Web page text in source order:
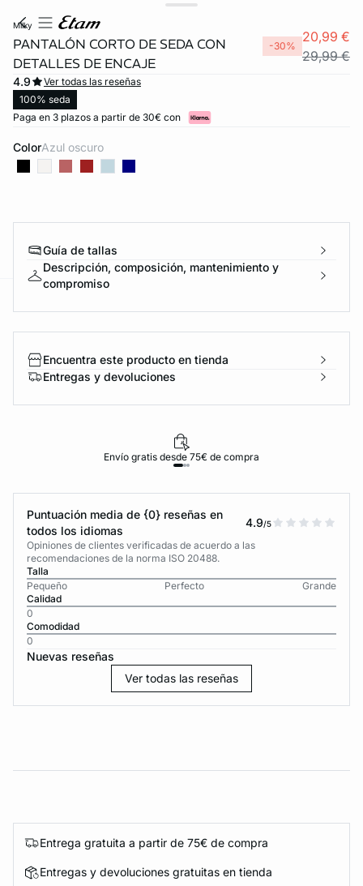
milky
PANTALÓN CORTO DE SEDA CON
DETALLES DE ENCAJE
-30%
20,99 €
29,99 €
4.9
Ver todas las reseñas
100% seda
Paga en 3 plazos a partir de 30€ con
Color azul oscuro
Guía de tallas
Descripción, composición, mantenimiento y
compromiso
Encuentra este producto en tienda
Entregas y devoluciones
Envío gratis desde 75€ de compra
Puntuación media de {0} reseñas en
todos los idiomas
4.9/5
Opiniones de clientes verificadas de acuerdo a las
recomendaciones de la norma ISO 20488.
Talla
Pequeño
Perfecto
Grande
Calidad
0
Comodidad
0
Nuevas reseñas
Ver todas las reseñas
Entrega gratuita a partir de 75€ de compra
Entregas y devoluciones gratuitas en tienda